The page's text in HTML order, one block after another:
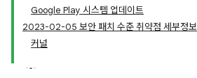
Google Play 시스템 업데이트
2023-02-05 보안 패치 수준 취약점 세부정보
커널